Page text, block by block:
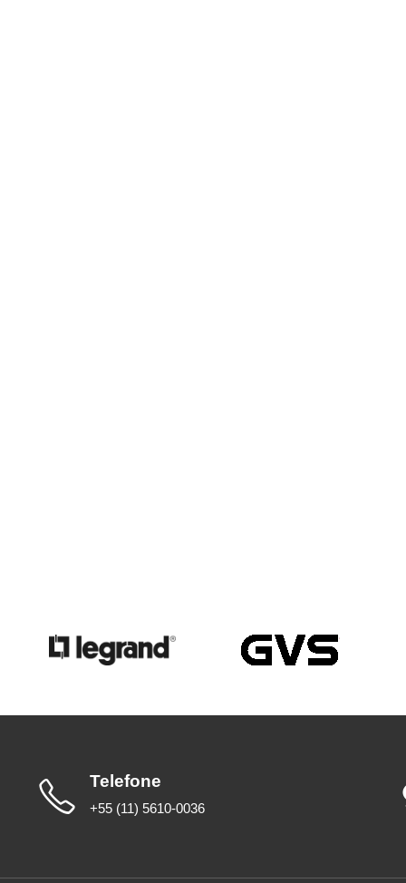
Telefone
+55 (11) 5610-0036